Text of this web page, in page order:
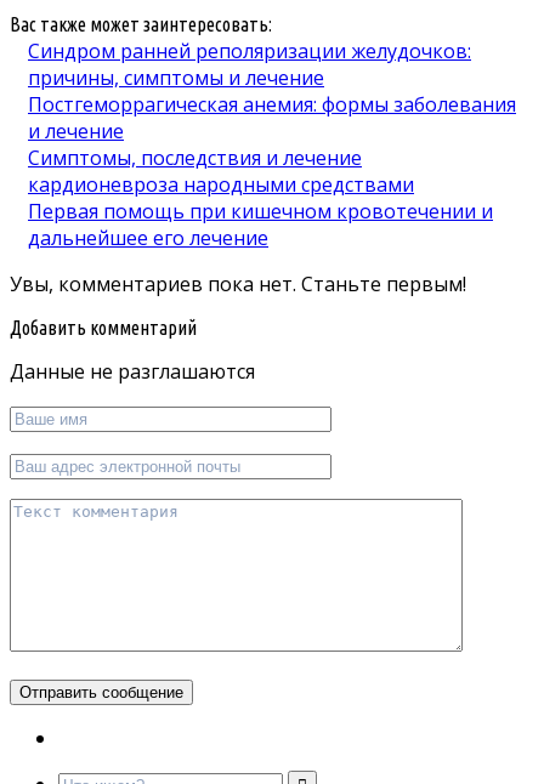
Вас также может заинтересовать:
Синдром ранней реполяризации желудочков:
причины, симптомы и лечение
Постгеморрагическая анемия: формы заболевания
и лечение
Симптомы, последствия и лечение
кардионевроза народными средствами
Первая помощь при кишечном кровотечении и
дальнейшее его лечение
Увы, комментариев пока нет. Станьте первым!
Добавить комментарий
Данные не разглашаются